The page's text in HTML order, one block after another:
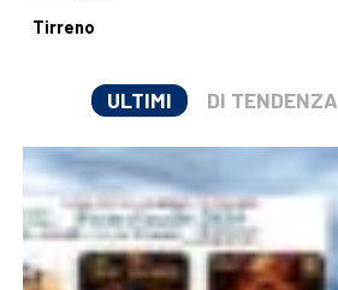
Tirreno
ULTIMI DI TENDENZA